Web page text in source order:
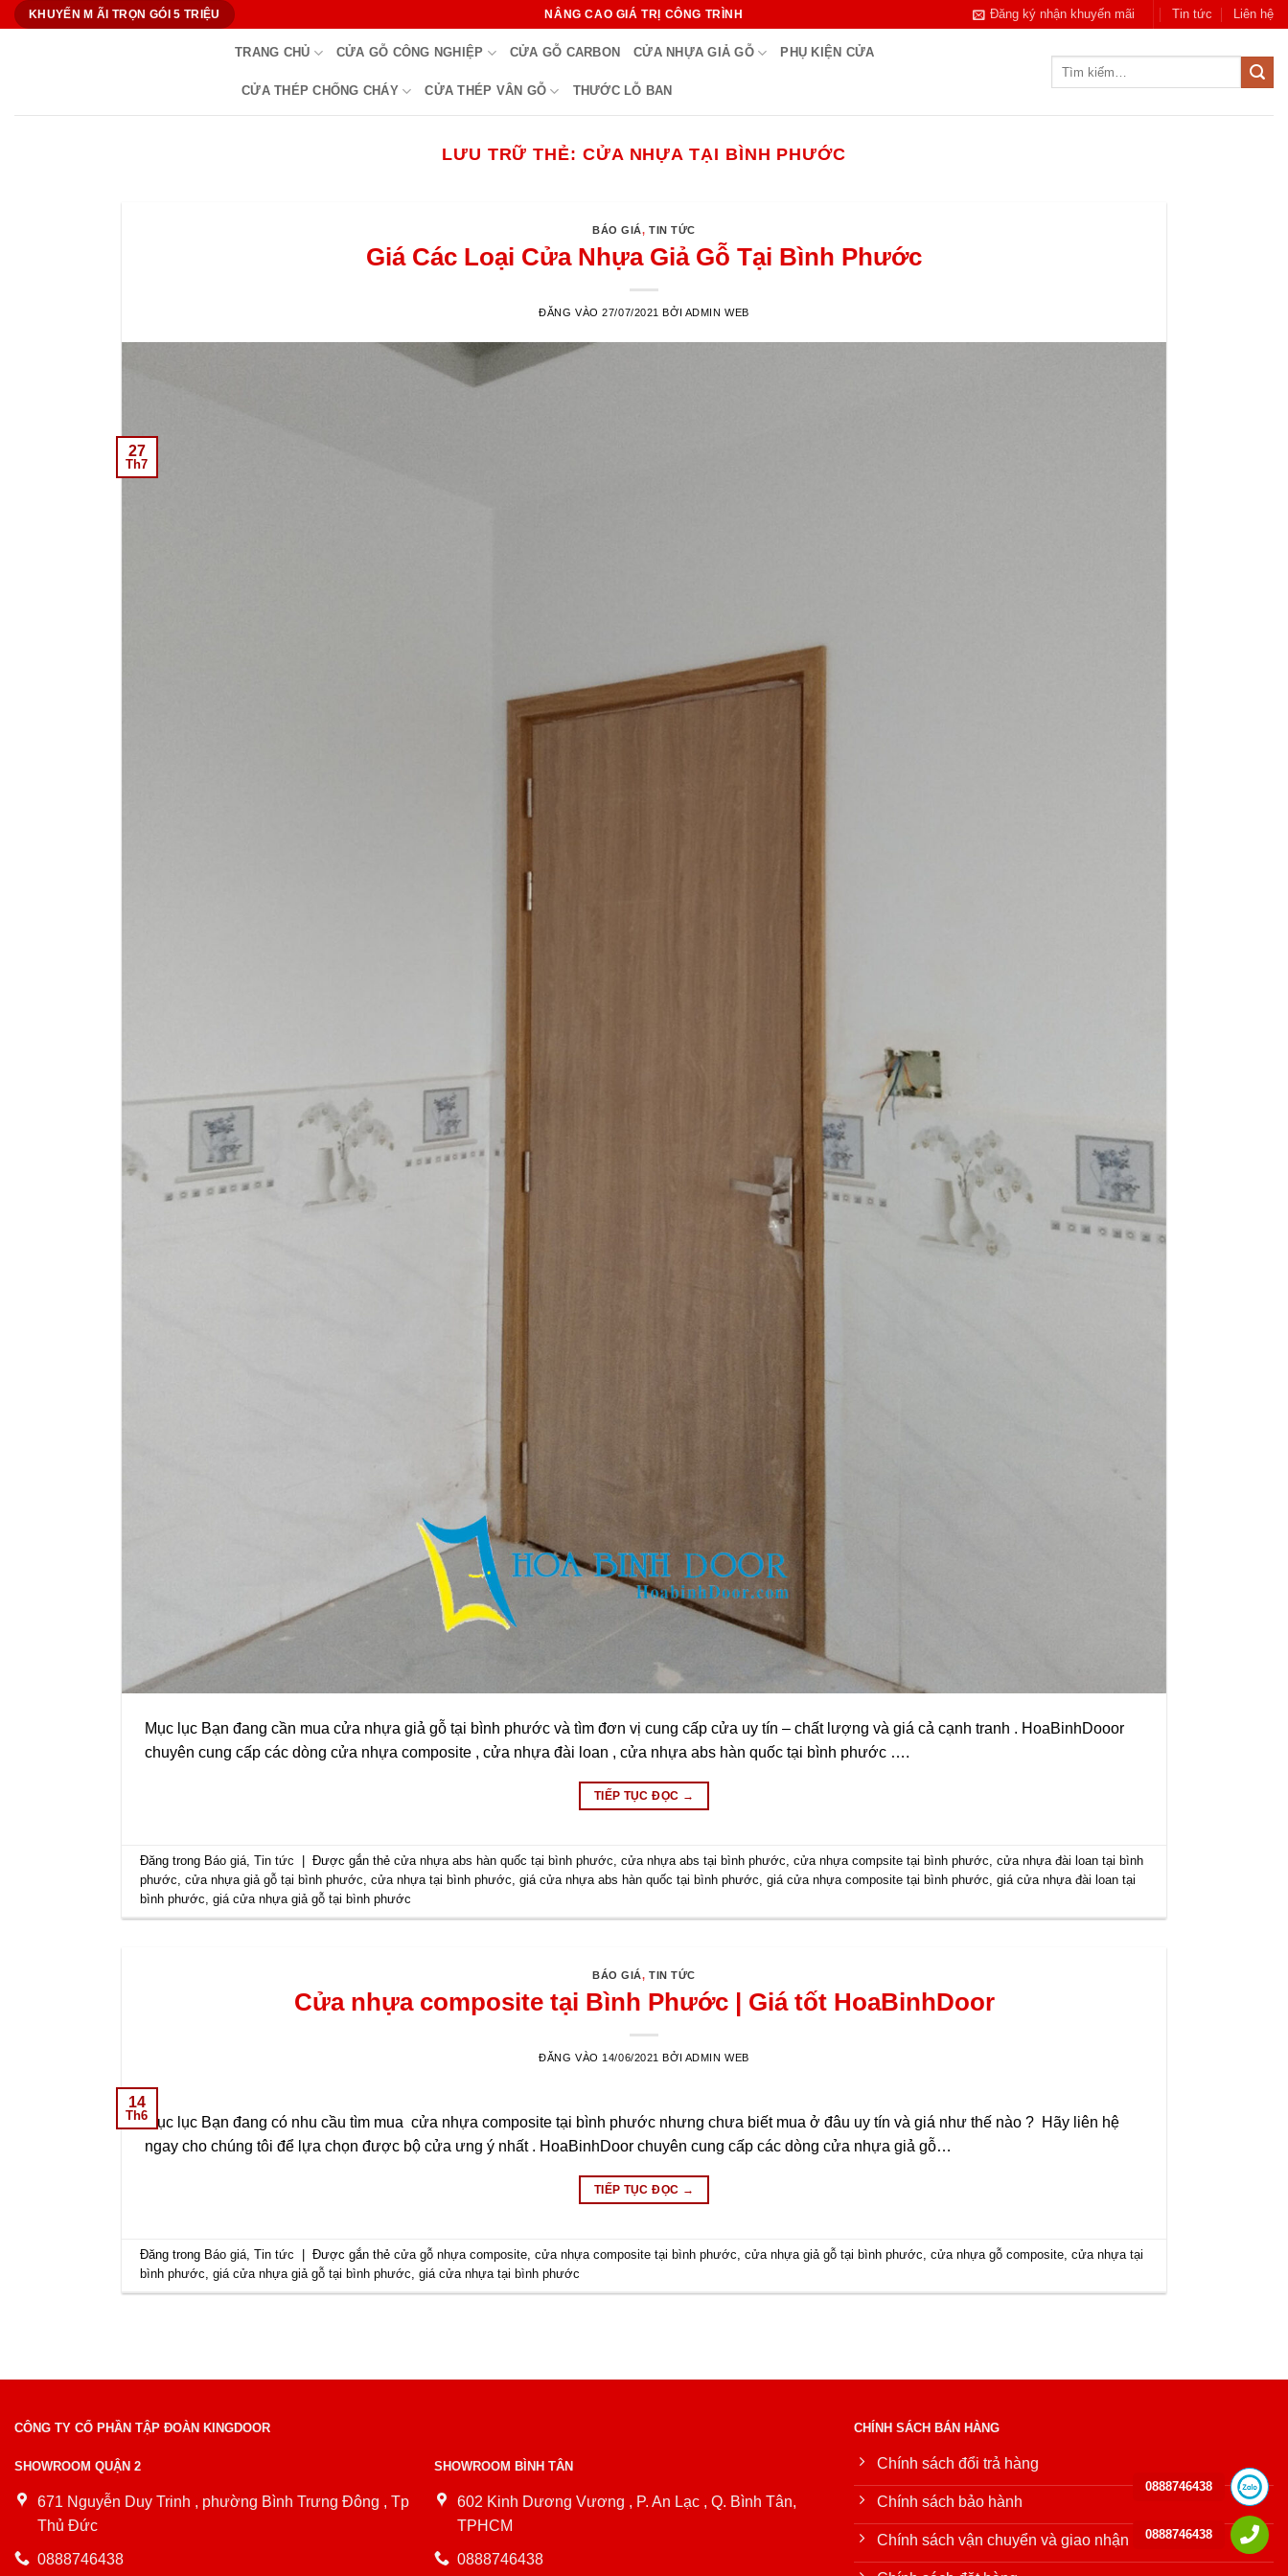
Bỏ
KHUYẾN M ÃI TRỌN GÓI 5 TRIỆU NÂNG CAO GIÁ TRỊ CÔNG TRÌNH Đăng ký nhận khuyến mãi Tin tức Liên hệ
TRANG CHỦ CỬA GỖ CÔNG NGHIỆP CỬA GỖ CARBON CỬA NHỰA GIẢ GỖ PHỤ KIỆN CỬA
CỬA THÉP CHỐNG CHÁY CỬA THÉP VÂN GỖ THƯỚC LỖ BAN
LƯU TRỮ THẺ: CỬA NHỰA TẠI BÌNH PHƯỚC
BÁO GIÁ,TIN TỨC
Giá Các Loại Cửa Nhựa Giả Gỗ Tại Bình Phước
ĐĂNG VÀO27/07/2021 BỞI ADMIN WEB
27
Th7
Mục lục Bạn đang cần mua cửa nhựa giả gỗ tại bình phước và tìm đơn vị cung cấp cửa uy tín – chất lượng và giá cả cạnh tranh . HoaBinhDooor
chuyên cung cấp các dòng cửa nhựa composite , cửa nhựa đài loan , cửa nhựa abs hàn quốc tại bình phước ….
TIẾP TỤC ĐỌC →
Đăng trong Báo giá,Tin tức Được gắn thẻcửa nhựa abs hàn quốc tại bình phước,cửa nhựa abs tại bình phước,cửa nhựa compsite tại bình phước,cửa nhựa đài loan tại bình
phước,cửa nhựa giả gỗ tại bình phước,cửa nhựa tại bình phước,giá cửa nhựa abs hàn quốc tại bình phước,giá cửa nhựa composite tại bình phước,giá cửa nhựa đài loan tại
bình phước,giá cửa nhựa giả gỗ tại bình phước
BÁO GIÁ,TIN TỨC
Cửa nhựa composite tại Bình Phước | Giá tốt HoaBinhDoor
ĐĂNG VÀO 14/06/2021 BỞI ADMIN WEB
14
Th6Mục lục Bạn đang có nhu cầu tìm mua cửa nhựa composite tại bình phước nhưng chưa biết mua ở đâu uy tín và giá như thế nào ? Hãy liên hệ
ngay cho chúng tôi để lựa chọn được bộ cửa ưng ý nhất . HoaBinhDoor chuyên cung cấp các dòng cửa nhựa giả gỗ…
TIẾP TỤC ĐỌC →
Đăng trong Báo giá,Tin tức Được gắn thẻcửa gỗ nhựa composite,cửa nhựa composite tại bình phước,cửa nhựa giả gỗ tại bình phước,cửa nhựa gỗ composite,cửa nhựa tại
bình phước,giá cửa nhựa giả gỗ tại bình phước,giá cửa nhựa tại bình phước
CÔNG TY CỔ PHẦN TẬP ĐOÀN KINGDOOR
SHOWROOM QUẬN 2
671 Nguyễn Duy Trinh , phường Bình Trưng Đông , Tp
Thủ Đức
0888746438
SHOWROOM BÌNH TÂN
602 Kinh Dương Vương , P. An Lạc , Q. Bình Tân,
TPHCM
0888746438
CHÍNH SÁCH BÁN HÀNG
Chính sách đổi trả hàng
Chính sách bảo hành
Chính sách vận chuyển và giao nhận
0888746438
0888746438